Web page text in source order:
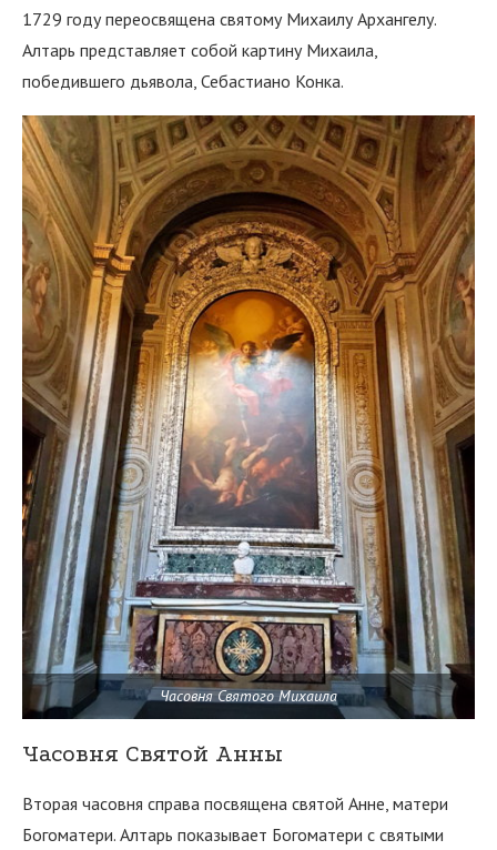
1729 году переосвящена святому Михаилу Архангелу.
Алтарь представляет собой картину Михаила,
победившего дьявола, Себастиано Конка.
Часовня Святого Михаила
Часовня Святой Анны
Вторая часовня справа посвящена святой Анне, матери
Богоматери. Алтарь показывает Богоматери с святыми